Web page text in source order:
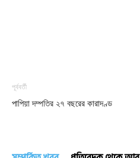
পূর্ববর্তী
পাপিয়া দম্পতির ২৭ বছরের কারাদণ্ড